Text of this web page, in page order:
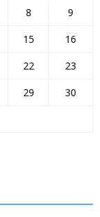
8
9
15
16
22
23
29
30